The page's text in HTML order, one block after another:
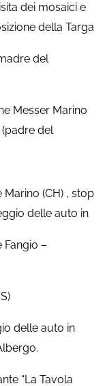
dei mosaici e
della Targa
del
Messer Marino
(padre del
Marino (CH) , stop
delle auto in
Fangio –
delle auto in
“La Tavola